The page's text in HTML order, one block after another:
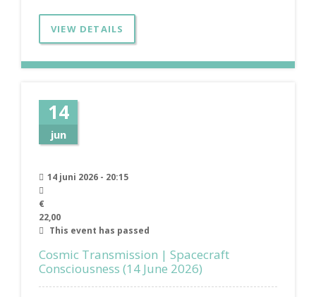
VIEW DETAILS
14
jun
14 juni 2026 - 20:15
€
22,00
This event has passed
Cosmic Transmission | Spacecraft
Consciousness (14 June 2026)